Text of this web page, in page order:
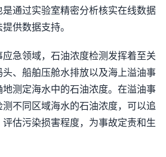
通过实验室精密分析核实在线数据
供数据支持。
急领域，石油浓度检测发挥着至关
、船舶压舱水排放以及海上溢油事
测定海水中的石油浓度。在溢油事
不同区域海水的石油浓度，可以追
估污染损害程度，为事故定责和生